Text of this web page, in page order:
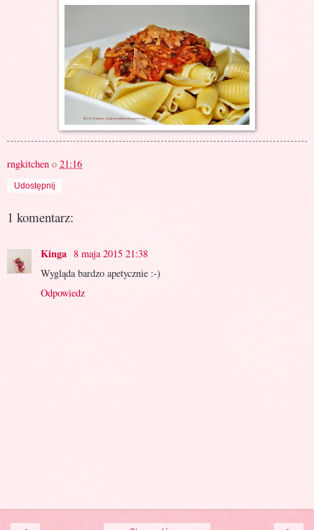
rngkitchen o 21:16
Udostępnij
1 komentarz:
Kinga 8 maja 2015 21:38
Wygląda bardzo apetycznie :-)
Odpowiedz